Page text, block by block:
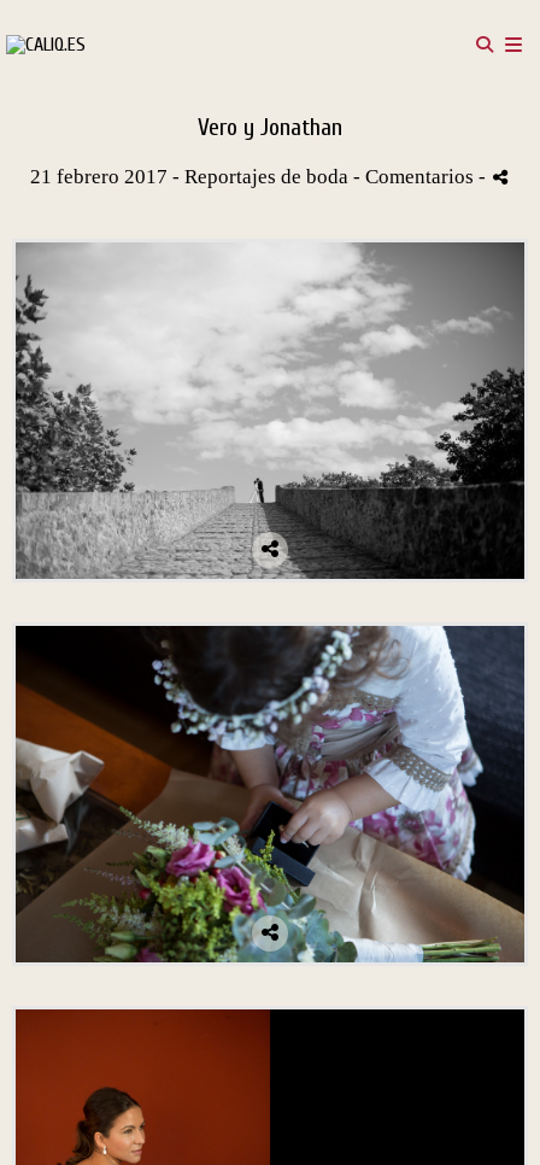
Vero y Jonathan
21 febrero 2017 - Reportajes de boda - Comentarios -